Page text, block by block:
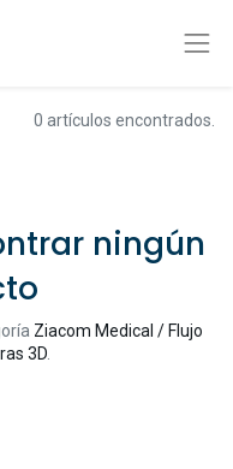
0 artículos encontrados.
ningún
Ziacom Medical / Flujo
3D